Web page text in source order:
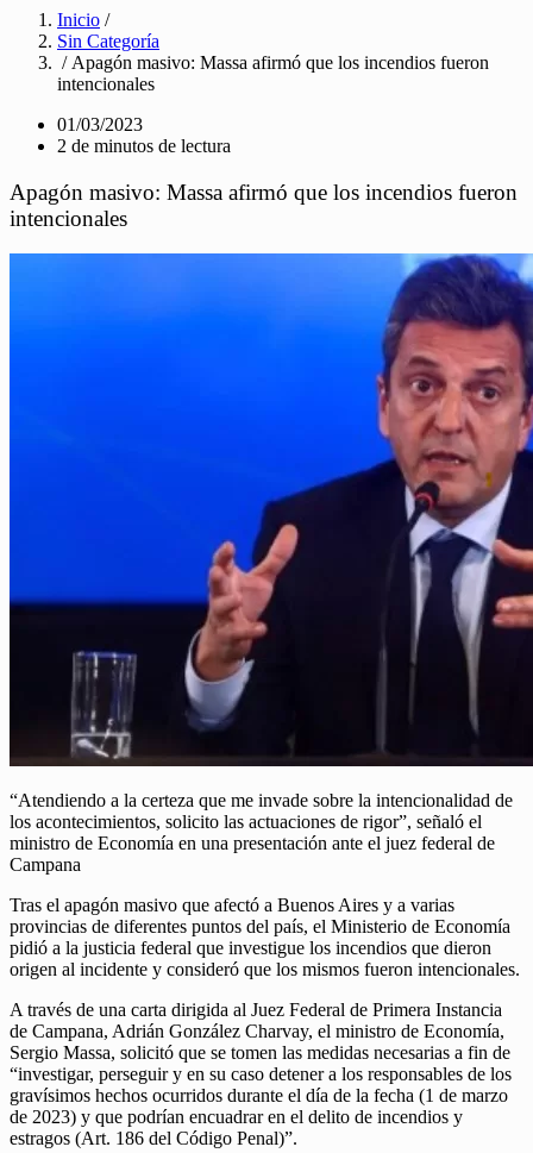
Inicio /
Sin Categoría
/ Apagón masivo: Massa afirmó que los incendios fueron
intencionales
01/03/2023
2 de minutos de lectura
Apagón masivo: Massa afirmó que los incendios fueron
intencionales
“Atendiendo a la certeza que me invade sobre la intencionalidad de
los acontecimientos, solicito las actuaciones de rigor”, señaló el
ministro de Economía en una presentación ante el juez federal de
Campana
Tras el apagón masivo que afectó a Buenos Aires y a varias
provincias de diferentes puntos del país, el Ministerio de Economía
pidió a la justicia federal que investigue los incendios que dieron
origen al incidente y consideró que los mismos fueron intencionales.
A través de una carta dirigida al Juez Federal de Primera Instancia
de Campana, Adrián González Charvay, el ministro de Economía,
Sergio Massa, solicitó que se tomen las medidas necesarias a fin de
“investigar, perseguir y en su caso detener a los responsables de los
gravísimos hechos ocurridos durante el día de la fecha (1 de marzo
de 2023) y que podrían encuadrar en el delito de incendios y
estragos (Art. 186 del Código Penal)”.